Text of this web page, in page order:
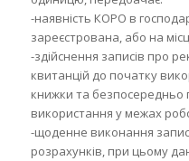
-наявність КОРО в
зареєстрована, або на
-здійснення записів про
квитанцій до початку
книжки та безпосередньо
використання у межах
-щоденне виконання
розрахунків, при цьому